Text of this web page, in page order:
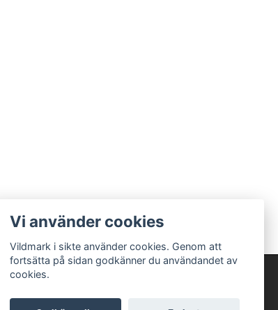
Vi använder cookies
Vildmark i sikte använder cookies. Genom att
fortsätta på sidan godkänner du användandet av
cookies.